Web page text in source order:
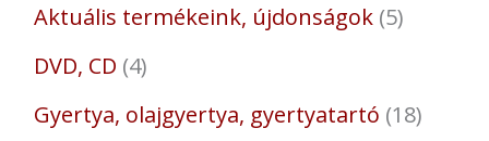
Aktuális termékeink, újdonságok 5
DVD, CD 4
Gyertya, olajgyertya, gyertyatartó 18